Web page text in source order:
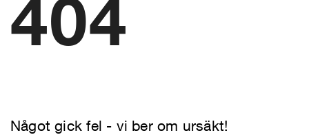
404
Något gick fel - vi ber om ursäkt!